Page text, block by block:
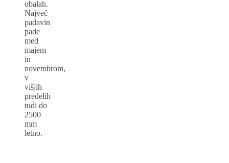
obalah.
Največ
padavin
pade
med
majem
in
novembrom,
v
višjih
predelih
tudi do
2500
mm
letno.